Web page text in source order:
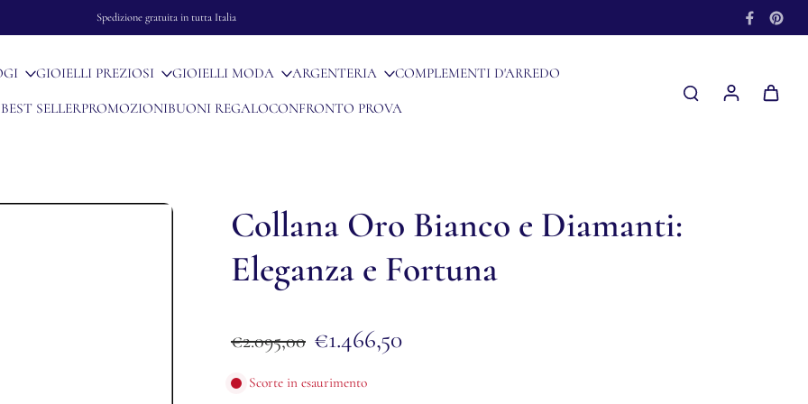
Spedizione gratuita in tutta Italia
GIOIELLI PREZIOSI GIOIELLI MODA ARGENTERIA COMPLEMENTI D'ARREDO
BEST SELLERPROMOZIONIBUONI REGALOCONFRONTO PROVA
Collana Oro Bianco e Diamanti:
Eleganza e Fortuna
€2.095,00 €1.466,50
Scorte in esaurimento